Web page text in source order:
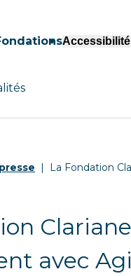
Accessibilité
La Fondation
avec